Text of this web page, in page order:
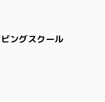
ングスクール